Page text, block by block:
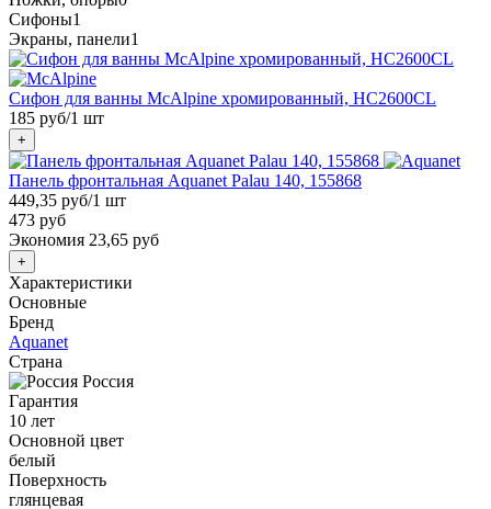
Сифоны1
Экраны, панели1
Сифон для ванны McAlpine хромированный, HC2600CL
185 руб/1 шт
+
Панель фронтальная Aquanet Palau 140, 155868
449,35 руб/1 шт
473 руб
Экономия 23,65 руб
+
Характеристики
Основные
Бренд
Aquanet
Страна
Россия
Гарантия
10 лет
Основной цвет
белый
Поверхность
глянцевая